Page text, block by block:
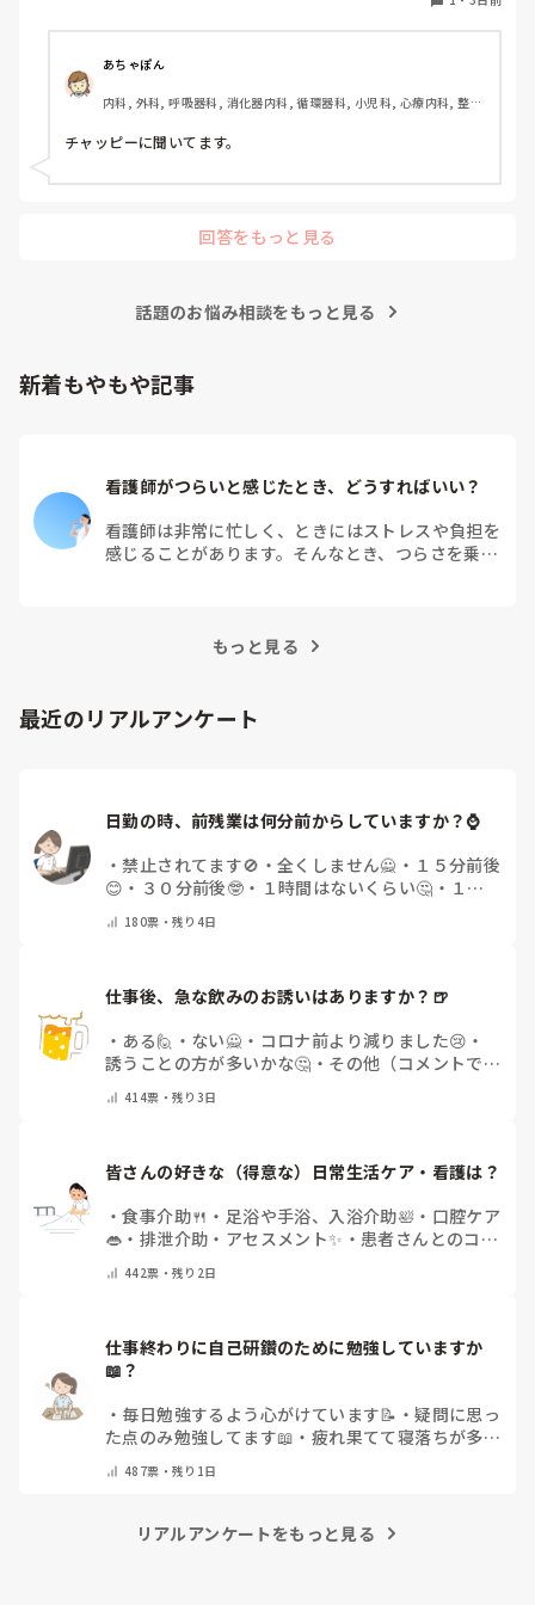
あちゃぽん
内科, 外科, 呼吸器科, 消化器内科, 循環器科, 小児科, 心療内科, 整形
合診療科, 救急科, 超急性期, ICU, CCU, HCU, その他の科, ママナー
ス, 外来, 神経内科, 脳神経外科, NICU, 消化器外科, 一般病院, 慢性
チャッピーに聞いてます。
回答をもっと見る
話題のお悩み相談をもっと見る
新着もやもや記事
看護師がつらいと感じたとき、どうすればいい？
看護師は非常に忙しく、ときにはストレスや負担を
感じることがあります。そんなとき、つらさを乗り
もっと見る
最近のリアルアンケート
日勤の時、前残業は何分前からしていますか？⌚
・禁止されてます🚫 ・ 全くしません🙅 ・ １５分前後
😊 ・ ３０分前後🤓 ・ １時間はないくらい🤔 ・ １時
180票・残り4日
仕事後、急な飲みのお誘いはありますか？🍺
・ ある🙋 ・ ない🙅 ・ コロナ前より減りました😢 ・
誘うことの方が多いかな🤔 ・ その他（コメントで教
414票・残り3日
皆さんの好きな（得意な）日常生活ケア・看護は？
・食事介助🍴 ・ 足浴や手浴、入浴介助🛀 ・ 口腔ケア
👄 ・ 排泄介助・アセスメント✨ ・ 患者さんとのコミ
で教えてください）
442票・残り2日
仕事終わりに自己研鑽のために勉強していますか
📖？
・ 毎日勉強するよう心がけています📝 ・疑問に思っ
た点のみ勉強してます📖 ・ 疲れ果てて寝落ちが多い
（コメントで教えてください）
487票・残り1日
リアルアンケートをもっと見る